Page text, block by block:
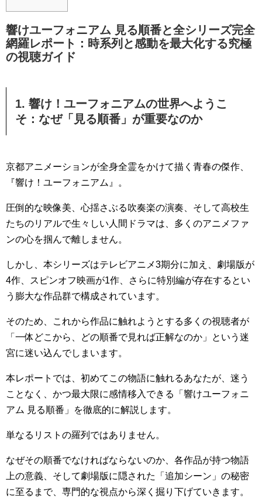
響けユーフォニアム 見る順番と全シリーズ完全
網羅レポート：時系列と感動を最大化する究極
の視聴ガイド
1. 響け！ユーフォニアムの世界へようこ
そ：なぜ「見る順番」が重要なのか
京都アニメーションが全身全霊をかけて描く青春の傑作、
『響け！ユーフォニアム』。
圧倒的な映像美、心揺さぶる吹奏楽の演奏、そして高校生
たちのリアルで生々しい人間ドラマは、多くのアニメファ
ンの心を掴んで離しません。
しかし、本シリーズはテレビアニメ3期分に加え、劇場版が
4作、スピンオフ映画が1作、さらに特別編が存在するとい
う膨大な作品群で構成されています。
そのため、これから作品に触れようとする多くの視聴者が
「一体どこから、どの順番で見れば正解なのか」という迷
宮に迷い込んでしまいます。
本レポートでは、初めてこの物語に触れるあなたが、迷う
ことなく、かつ最大限に感情移入できる「響けユーフォニ
アム 見る順番」を徹底的に解説します。
単なるリストの羅列ではありません。
なぜその順番でなければならないのか、各作品が持つ物語
上の意義、そして劇場版に隠された「追加シーン」の秘密
に至るまで、専門的な視点から深く掘り下げていきます。